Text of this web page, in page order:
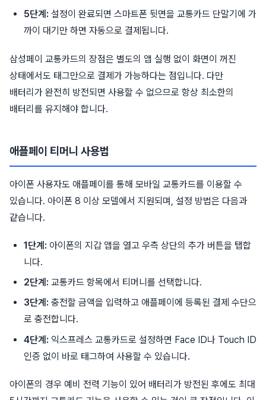
5단계: 설정이 완료되면 스마트폰 뒷면을 교통카드 단말기에 가
까이 대기만 하면 자동으로 결제됩니다.
삼성페이 교통카드의 장점은 별도의 앱 실행 없이 화면이 꺼진
상태에서도 태그만으로 결제가 가능하다는 점입니다. 다만
배터리가 완전히 방전되면 사용할 수 없으므로 항상 최소한의
배터리를 유지해야 합니다.
애플페이 티머니 사용법
아이폰 사용자도 애플페이를 통해 모바일 교통카드를 이용할 수
있습니다. 아이폰 8 이상 모델에서 지원되며, 설정 방법은 다음과
같습니다.
1단계: 아이폰의 지갑 앱을 열고 우측 상단의 추가 버튼을 탭합
니다.
2단계: 교통카드 항목에서 티머니를 선택합니다.
3단계: 충전할 금액을 입력하고 애플페이에 등록된 결제 수단으
로 충전합니다.
4단계: 익스프레스 교통카드로 설정하면 Face ID나 Touch ID
인증 없이 바로 태그하여 사용할 수 있습니다.
아이폰의 경우 예비 전력 기능이 있어 배터리가 방전된 후에도 최대